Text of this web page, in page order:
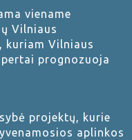
viename
Vilniaus
kuriam Vilniaus
prognozuoja
projektų, kurie
aplinkos